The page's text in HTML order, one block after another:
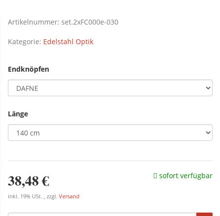
Artikelnummer: set.2xFC000e-030
Kategorie: Edelstahl Optik
Endknöpfen
Länge
38,48 €
inkl. 19% USt. , zzgl. Versand
sofort verfügbar